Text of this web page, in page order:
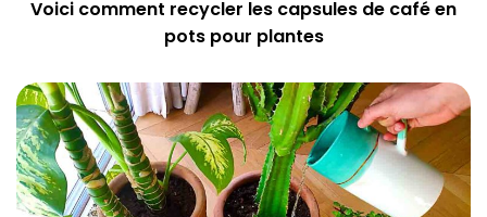
Voici comment recycler les capsules de café en
pots pour plantes